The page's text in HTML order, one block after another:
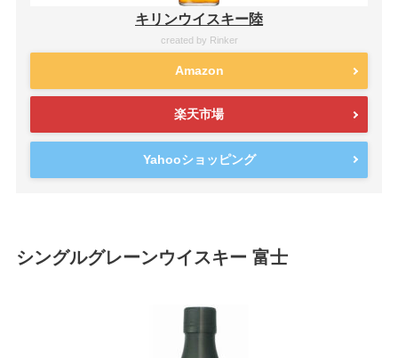
キリンウイスキー陸
created by Rinker
Amazon
楽天市場
Yahooショッピング
シングルグレーンウイスキー 富士